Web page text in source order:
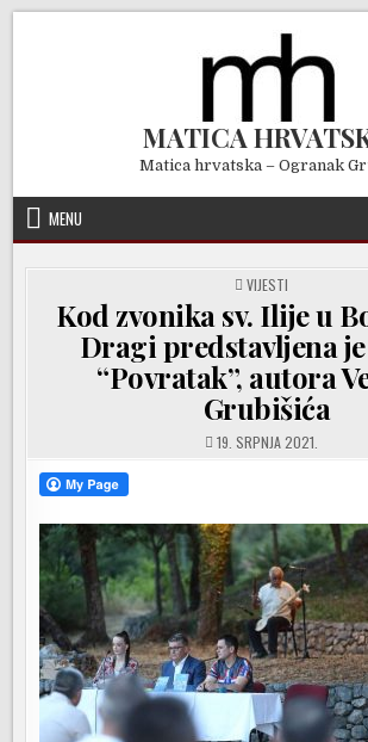
MATICA
Matica hrvatska – Ogranak
MENU
POSTED
IN
VIJESTI
Kod zvonika sv. Ilije u
Dragi predstavljena
“Povratak”, autora
Grubišića
19. SRPNJA 2021.